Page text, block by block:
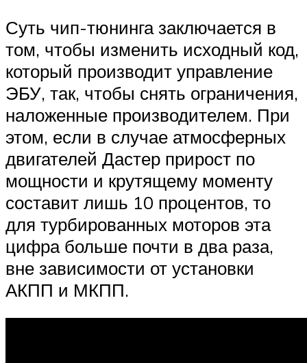
Суть чип-тюнинга заключается в
том, чтобы изменить исходный код,
который производит управление
ЭБУ, так, чтобы снять ограничения,
наложенные производителем. При
этом, если в случае атмосферных
двигателей Дастер прирост по
мощности и крутящему моменту
составит лишь 10 процентов, то
для турбированных моторов эта
цифра больше почти в два раза,
вне зависимости от установки
АКПП и МКПП.